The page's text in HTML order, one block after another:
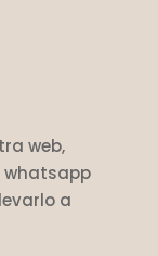
web,
whatsapp
a